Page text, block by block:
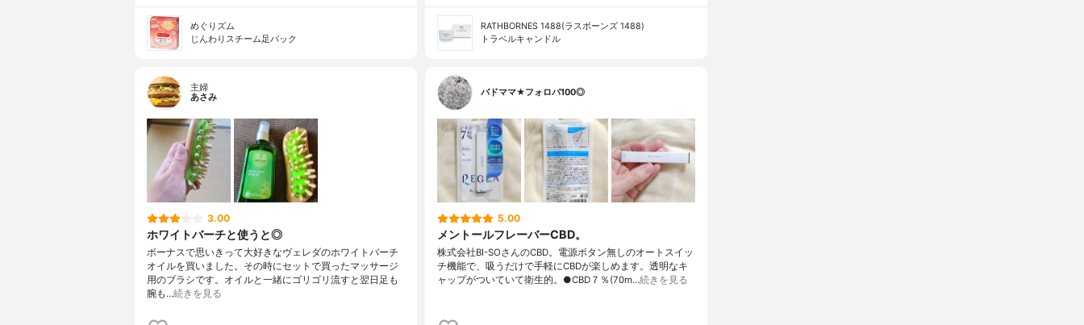
めぐりズム
じんわりスチーム足パック
RATHBORNES 1488(ラスボーンズ 1488)
トラベルキャンドル
主婦
あさみ
3.00
ホワイトバーチと使うと◎
ボーナスで思いきって大好きなヴェレダのホワイトバーチ
オイルを買いました。その時にセットで買ったマッサージ
用のブラシです。オイルと一緒にゴリゴリ流すと翌日足も
腕も…続きを見る
バドママ★フォロバ100◎
5.00
メントールフレーバーCBD。
株式会社BI-SOさんのCBD。電源ボタン無しのオートスイッ
チ機能で、吸うだけで手軽にCBDが楽しめます。透明なキ
ャップがついていて衛生的。●CBD７％(70m…続きを見る